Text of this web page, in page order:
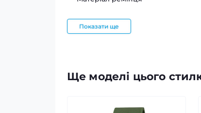
Показати ще
Ще моделі цього